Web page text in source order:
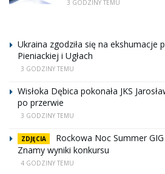
3 GODZINY TEMU
Ukraina zgodziła się na ekshumacje
Pieniackiej i Ugłach
3 GODZINY TEMU
Wisłoka Dębica pokonała JKS
po przerwie
3 GODZINY TEMU
ZDJĘCIA
Rockowa Noc Summer
Znamy wyniki konkursu
4 GODZINY TEMU